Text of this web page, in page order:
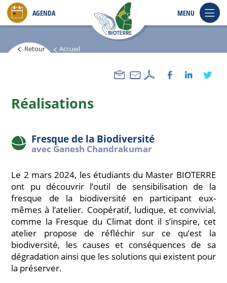
Aller
au
contenu
AGENDA MENU
Retour Accueil
Réalisations
Fresque de la Biodiversité
avec Ganesh Chandrakumar
Le 2 mars 2024, les étudiants du Master BIOTERRE
ont pu découvrir l’outil de sensibilisation de la
fresque de la biodiversité en participant eux-
mêmes à l’atelier. Coopératif, ludique, et convivial,
comme la Fresque du Climat dont il s’inspire, cet
atelier propose de réfléchir sur ce qu’est la
biodiversité, les causes et conséquences de sa
dégradation ainsi que les solutions qui existent pour
la préserver.